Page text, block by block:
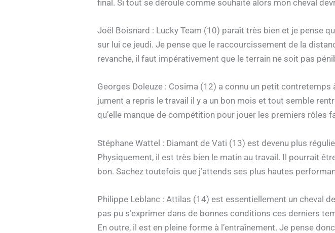
final. Si tout se déroule comme souhaité alors mon cheval
Joël Boisnard : Lucky Team (10) paraît très bien et je pense
sur lui ce jeudi. Je pense que le raccourcissement de la
revanche, il faut impérativement que le terrain ne soit pas
Georges Doleuze : Cosima (12) a connu un petit contretemps
jument a repris le travail il y a un bon mois et tout semble
qu’elle manque de compétition pour jouer les premiers rôles
Stéphane Wattel : Diamant de Vati (13) est devenu plus
Physiquement, il est très bien le matin au travail. Il pourrait
bon. Sachez toutefois que j’attends ses plus hautes
Philippe Leblanc : Attilas (14) est essentiellement un cheval
pas pu s’exprimer dans de bonnes conditions ces derniers
En outre, il est en pleine forme à l’entraînement. Je pense